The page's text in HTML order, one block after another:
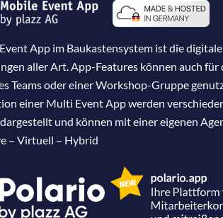
App im Baukastensystem ist die
aller Art. App-Features können auch
Teams oder einer Workshop-Gruppe
einer Multi Event App werden
und können mit einer eigenen
– Virtuell – Hybrid